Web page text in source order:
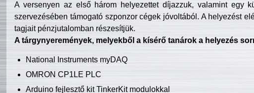
A versenyen az első három helyezettet díjazzuk, valamint egy
szervezésében támogató szponzor cégek jóvoltából. A helyezést
tagjait pénzjutalomban részesítjük.
A tárgynyeremények, melyekből a kísérő tanárok a helyezés
National Instruments myDAQ
OMRON CP1LE PLC
Arduino fejlesztő kit TinkerKit modulokkal